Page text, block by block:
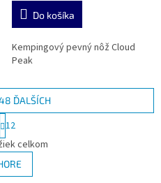
Do košíka
Kempingový pevný nôž Cloud
Peak
O
v
l
á
ĎALŠÍCH
S
t
r
á
n
k
12
celkom